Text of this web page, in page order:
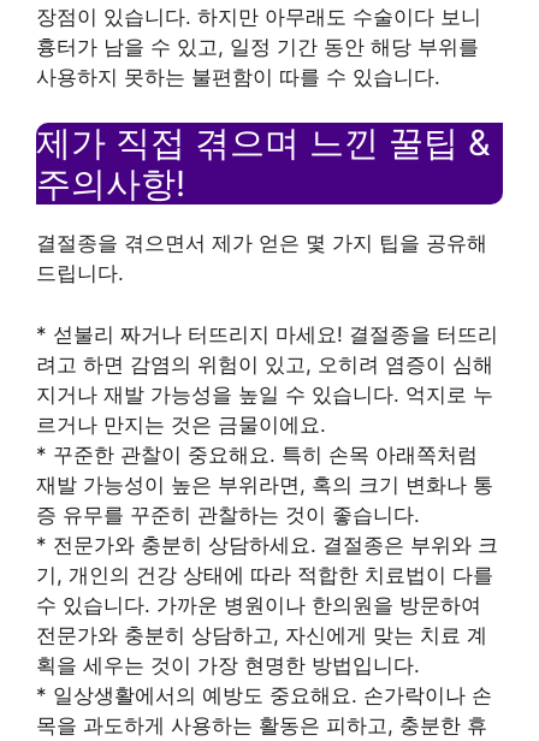
장점이 있습니다. 하지만 아무래도 수술이다 보니
흉터가 남을 수 있고, 일정 기간 동안 해당 부위를
사용하지 못하는 불편함이 따를 수 있습니다.
제가 직접 겪으며 느낀 꿀팁 &
주의사항!
결절종을 겪으면서 제가 얻은 몇 가지 팁을 공유해
드립니다.
* 섣불리 짜거나 터뜨리지 마세요! 결절종을 터뜨리
려고 하면 감염의 위험이 있고, 오히려 염증이 심해
지거나 재발 가능성을 높일 수 있습니다. 억지로 누
르거나 만지는 것은 금물이에요.
* 꾸준한 관찰이 중요해요. 특히 손목 아래쪽처럼
재발 가능성이 높은 부위라면, 혹의 크기 변화나 통
증 유무를 꾸준히 관찰하는 것이 좋습니다.
* 전문가와 충분히 상담하세요. 결절종은 부위와 크
기, 개인의 건강 상태에 따라 적합한 치료법이 다를
수 있습니다. 가까운 병원이나 한의원을 방문하여
전문가와 충분히 상담하고, 자신에게 맞는 치료 계
획을 세우는 것이 가장 현명한 방법입니다.
* 일상생활에서의 예방도 중요해요. 손가락이나 손
목을 과도하게 사용하는 활동은 피하고, 충분한 휴